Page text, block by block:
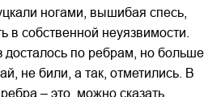
ногами, вышибая спесь,
в собственной неуязвимости.
досталось по ребрам, но больше
не били, а так, отметились. В
– это, можно сказать,